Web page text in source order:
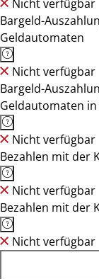
Nicht verfügbar
Bargeld-
Geldautomaten
Nicht verfügbar
Bargeld-
Geldautomaten
Nicht verfügbar
Bezahlen mit der
Nicht verfügbar
Bezahlen mit der
Nicht verfügbar